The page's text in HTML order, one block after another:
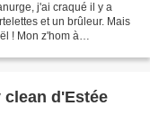
j'ai craqué il y a
et un brûleur. Mais
! Mon z'hom à
d'Estée